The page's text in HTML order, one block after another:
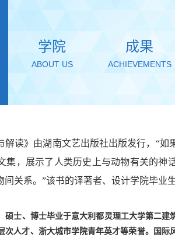
学院
ABOUT US
成果
ACHIEVEMENTS
导师简介-文
物
设计学院融
型数字教学
TECHING
FEAURES
解读》由湖南文艺出版社出版发行， “如
集，展示了人类历史上与动物有关的神
关系。”该书的译著者、设计学院毕业
硕士、博士毕业于意大利都灵理工大学第二建
次人才、浙大城市学院青年英才等荣誉。国际